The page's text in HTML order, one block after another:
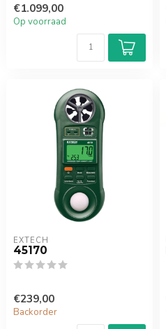
€1.099,00
Op voorraad
EXTECH
45170
€239,00
Backorder